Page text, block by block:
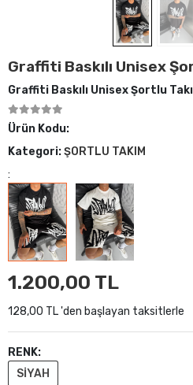
Graffiti Baskılı Unisex
Graffiti Baskılı Unisex Şortlu
Ürün Kodu:
Kategori:ŞORTLU TAKIM
:
1.200,00 TL
128,00 TL 'den başlayan taksitlerle
RENK:
SİYAH